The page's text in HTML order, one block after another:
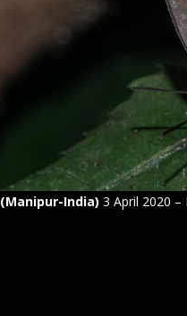
(Manipur-India) 3 April 2020